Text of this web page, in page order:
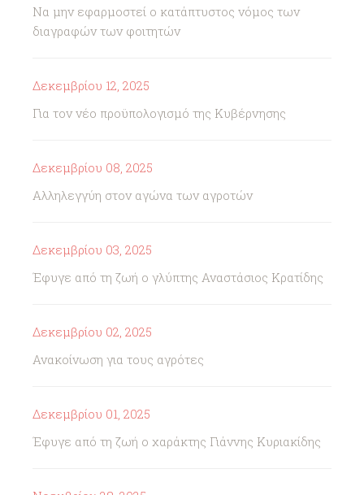
Να μην εφαρμοστεί ο κατάπτυστος νόμος των
διαγραφών των φοιτητών
Δεκεμβρίου 12, 2025
Για τον νέο προϋπολογισμό της Κυβέρνησης
Δεκεμβρίου 08, 2025
Αλληλεγγύη στον αγώνα των αγροτών
Δεκεμβρίου 03, 2025
Έφυγε από τη ζωή ο γλύπτης Αναστάσιος Κρατίδης
Δεκεμβρίου 02, 2025
Ανακοίνωση για τους αγρότες
Δεκεμβρίου 01, 2025
Έφυγε από τη ζωή ο χαράκτης Γιάννης Κυριακίδης